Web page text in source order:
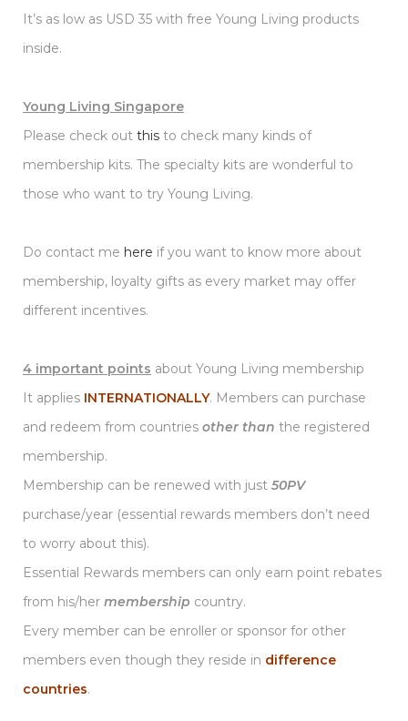
It’s as low as USD 35 with free Young Living products
inside.
Young Living Singapore
Please check out this to check many kinds of
membership kits. The specialty kits are wonderful to
those who want to try Young Living.
Do contact me here if you want to know more about
membership, loyalty gifts as every market may offer
different incentives.
4 important points about Young Living membership
It applies INTERNATIONALLY. Members can purchase
and redeem from countries other than the registered
membership.
Membership can be renewed with just 50PV
purchase/year (essential rewards members don’t need
to worry about this).
Essential Rewards members can only earn point rebates
from his/her membership country.
Every member can be enroller or sponsor for other
members even though they reside in difference
countries.